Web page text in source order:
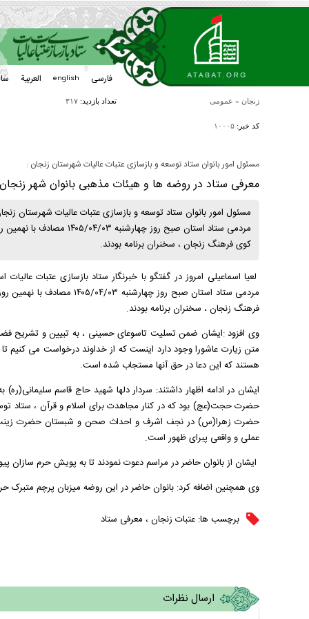
فارسی english العربیة
زنجان » عمومی تعداد بازدید:۳۱۷
کد خبر: ۱۰۰۰۵
مسئول امور بانوان ستاد توسعه و بازسازی عتبات عالیات شهرستان زنجان :
معرفی ستاد در روضه ها و هیئات مذهبی بانوان شهر زنجان
مسئول امور بانوان ستاد توسعه و بازسازی عتبات عالیات شهرستان
مردمی ستاد استان صبح
کوی فرهنگ زنجان ، سخنران برنامه بودند.
لعیا اسماعیلی امروز در گفتگو با خبرنگار ستاد بازسازی عتبات
مردمی ستاد استان صبح روز
فرهنگ زنجان ، سخنران برنامه بودند.
وی افزود :ایشان ضمن تسلیت تاسوعای حسینی ، به تبیین و تشریح
متن زیارت عاشورا وجود دارد اینست که از خداوند درخواست می کنیم
هستند که این دعا در حق آنها مستجاب شده است.
ایشان در ادامه اظهار داشتند: سردار دلها شهید حاج قاسم
حضرت حجت(عج) بود که در کنار مجاهدت برای اسلام و قرآن ، ستاد
حضرت زهرا(س) در نجف اشرف و احداث صحن و شبستان حضرت زینب(س)
عملی و واقعی پبرای ظهور است.
ایشان از بانوان حاضر در مراسم دعوت نمودند تا به پویش حرم سازان
وی همچنین اضافه کرد: بانوان حاضر در این روضه میزبان پرچم متبرک
برچسب ها: عتبات زنجان ، معرفی ستاد
ارسال نظرات